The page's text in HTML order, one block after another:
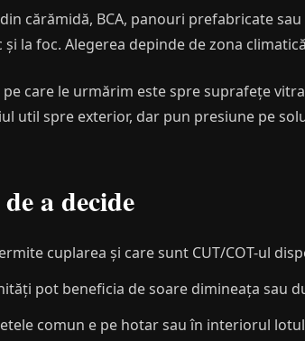
cărămidă, BCA, panouri prefabricate
la foc. Alegerea depinde de zona
care le urmărim este spre suprafețe
util spre exterior, dar pun presiune pe
a decide
cuplarea și care sunt CUT/COT-ul
pot beneficia de soare dimineața sau
comun e pe hotar sau în interiorul